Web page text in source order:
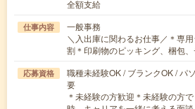
全額支給
仕事内容
一般事務
＼入出庫に関わるお仕事／＊専
割＊印刷物のピッキング、梱包
応募資格
職種未経験OK / ブランクOK / パ
要
＊未経験の方歓迎＊未経験の方